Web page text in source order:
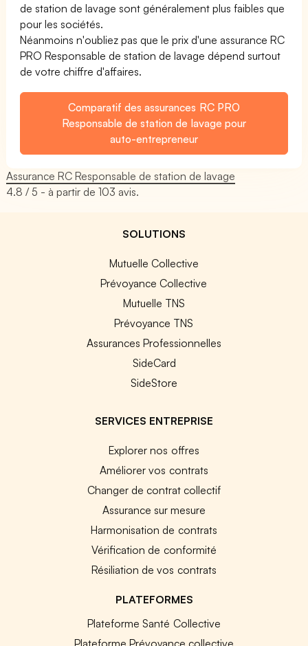
de station de lavage sont généralement plus faibles que
pour les sociétés.
Néanmoins n'oubliez pas que le prix d'une assurance RC
PRO Responsable de station de lavage dépend surtout
de votre chiffre d'affaires.
Comparatif des assurances RC PRO
Responsable de station de lavage pour
auto-entrepreneur
Assurance RC Responsable de station de lavage
4.8 / 5 - à partir de103 avis.
SOLUTIONS
Mutuelle Collective
Prévoyance Collective
Mutuelle TNS
Prévoyance TNS
Assurances Professionnelles
SideCard
SideStore
SERVICES ENTREPRISE
Explorer nos offres
Améliorer vos contrats
Changer de contrat collectif
Assurance sur mesure
Harmonisation de contrats
Vérification de conformité
Résiliation de vos contrats
PLATEFORMES
Plateforme Santé Collective
Plateforme Prévoyance collective